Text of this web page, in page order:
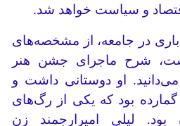
و سیاست خواهد شد.
باری در جامعه، از مشخصه‌های
شرح ماجرای جشن هنر
او دوستانی داشت و
بود که یکی از رگ‌های
بود. لیلی امیرارجمند زن